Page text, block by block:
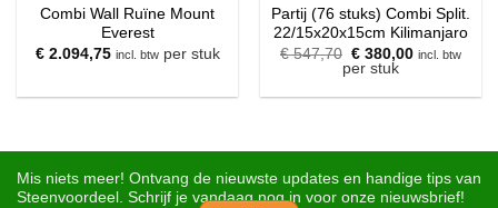
Combi Wall Ruïne Mount
Everest
€2.094,75 incl. btwper stuk
Partij (76 stuks) Combi Split.
22/15x20x15cm Kilimanjaro
€547,70 Oorspronkelijke
prijs
€ 547,70.
€ 380,00Huidige
€ 380,00.
incl. btw
per stuk
Mis niets meer! Ontvang de nieuwste updates en handige tips van
Steenvoordeel. Schrijf je vandaag nog in voor onze nieuwsbrief!